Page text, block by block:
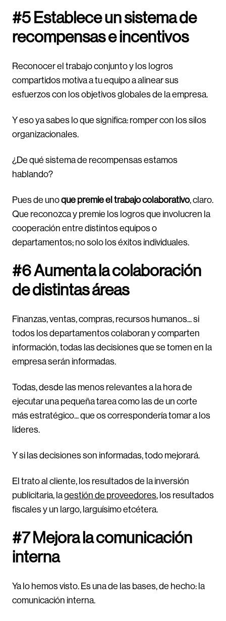
#5 Establece un sistema de
recompensas e incentivos
Reconocer el trabajo conjunto y los logros
compartidos motiva a tu equipo a alinear sus
esfuerzos con los objetivos globales de la empresa.
Y eso ya sabes lo que significa: romper con los silos
organizacionales.
¿De qué sistema de recompensas estamos
hablando?
Pues de unoque premie el trabajo colaborativo, claro.
Que reconozca y premie los logros que involucren la
cooperación entre distintos equipos o
departamentos; no solo los éxitos individuales.
#6 Aumenta la colaboración
de distintas áreas
Finanzas, ventas, compras, recursos humanos... si
todos los departamentos colaboran y comparten
información, todas las decisiones que se tomen en la
empresa serán informadas.
Todas, desde las menos relevantes a la hora de
ejecutar una pequeña tarea como las de un corte
más estratégico... que os correspondería tomar a los
líderes.
Y si las decisiones son informadas, todo mejorará.
El trato al cliente, los resultados de la inversión
publicitaria, lagestión de proveedores, los resultados
fiscales y un largo, larguísimo etcétera.
#7 Mejora la comunicación
interna
Ya lo hemos visto. Es una de las bases, de hecho: la
comunicación interna.